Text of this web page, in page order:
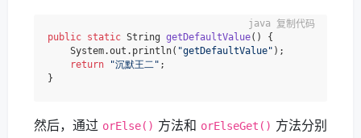
public static String getDefaultValue()
{
    System.out.println(
"getDefaultValue" );
return
"沉默王二" ;
复制代码
然后，通过 orElse() 方法和 orElseGet() 方法分别